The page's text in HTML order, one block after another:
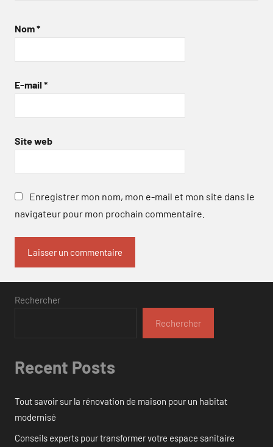
Nom*
E-mail *
Site web
Enregistrer mon nom, mon e-mail et mon site dans le
navigateur pour mon prochain commentaire.
Rechercher
Rechercher
Recent Posts
Tout savoir sur la rénovation de maison pour un habitat
modernisé
Conseils experts pour transformer votre espace sanitaire